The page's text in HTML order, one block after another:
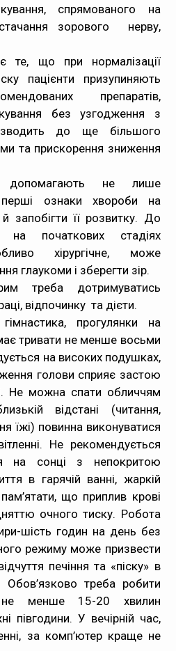
спрямованого на
зорового нерву,
те, що при нормалізації
пацієнти призупиняють
препаратів,
без узгодження з
до ще більшого
та прискорення зниження
допомагають не лише
ознаки хвороби на
й запобігти її розвитку. До
початкових стадіях
хірургічне, може
глаукоми і зберегти зір.
треба дотримуватись
відпочинку та дієти.
прогулянки на
тривати не менше восьми
на високих подушках,
голови сприяє застою
Не можна спати обличчям
відстані (читання,
їжі) повинна виконуватися
Не рекомендується
на сонці з непокритою
в гарячій ванні, жаркій
що приплив крові
очного тиску. Робота
шість годин на день без
режиму може призвести
печіння та «піску» в
треба робити
не менше 15-20 хвилин
півгодини. У вечірній час,
за комп’ютер краще не